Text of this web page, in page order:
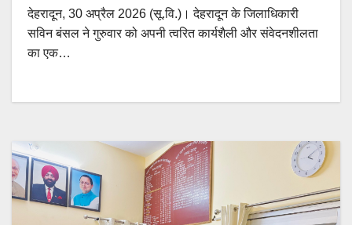
देहरादून, 30 अप्रैल 2026 (सू.वि.)। देहरादून के जिलाधिकारी
सविन बंसल ने गुरुवार को अपनी त्वरित कार्यशैली और संवेदनशीलता
का एक…